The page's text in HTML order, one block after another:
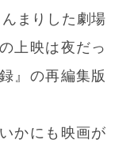
まりした劇場
上映は夜だっ
』の再編集版
かにも映画が